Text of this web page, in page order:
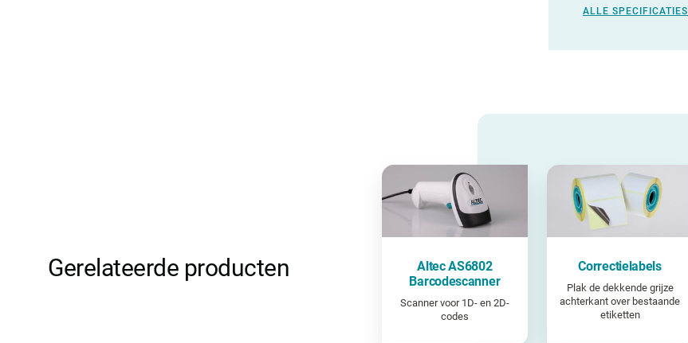
ALLE SPECIFICATIES
Gerelateerde producten
Altec AS6802
Barcodescanner
Scanner voor 1D- en 2D-
codes
Correctielabels
Plak de dekkende grijze
achterkant over bestaande
etiketten